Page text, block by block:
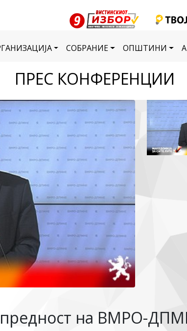
СОБРАНИЕ ОПШТИНИ
ПРЕС КОНФЕРЕНЦИИ
на ВМРО-